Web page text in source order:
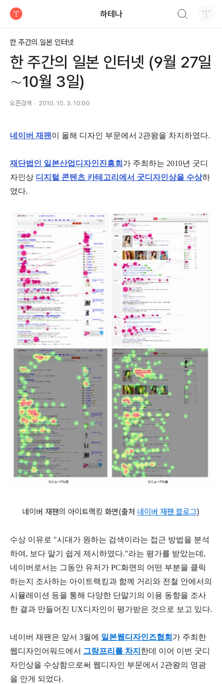
하테나
한 주간의 일본 인터넷
한 주간의 일본 인터넷 (9월 27일
∼10월 3일)
오픈검색 2010. 10. 3. 10:00
네이버 재팬 이 올해 디자인 부문에서 2관왕을 차지하였다.
재단법인 일본산업디자인진흥회 가 주최하는 2010년 굿디
자인상 디지털 콘텐츠 카테고리에서 굿디자인상을 수상하
였다.
네이버 재팬의 아이트랙킹 화면(출처 네이버 재팬 블로그)
수상 이유로 "시대가 원하는 검색이라는 접근 방법을 분석
하여, 보다 알기 쉽게 제시하였다."라는 평가를 받았는데,
네이버로서는 그동안 유저가 PC화면의 어떤 부분을 클릭
하는지 조사하는 아이트랙킹과 함께 거리와 전철 안에서의
시뮬레이션 등을 통해 다양한 단말기의 이용 동향을 조사
한 결과 만들어진 UX디자인이 평가받은 것으로 보고 있다.
네이버 재팬은 앞서 3월에 일본웹디자인즈협회 가 주최한
웹디자인어워드에서 그랑프리를 차지 한데 이어 이번 굿디
자인상을 수상함으로써 웹디자인 부문에서 2관왕의 영광
을 안게 되었다.